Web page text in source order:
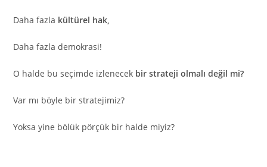
Daha fazla kültürel hak,
Daha fazla demokrasi!
O halde bu seçimde izlenecek bir strateji olmalı değil mi?
Var mı böyle bir stratejimiz?
Yoksa yine bölük pörçük bir halde miyiz?